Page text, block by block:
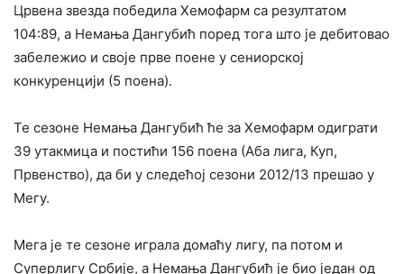
Црвена звезда победила Хемофарм са резултатом
104:89, а Немања Дангубић поред тога што је дебитовао
забележио и своје прве поене у сениорској
конкуренцији (5 поена).
Те сезоне Немања Дангубић ће за Хемофарм одиграти
39 утакмица и постићи 156 поена (Аба лига, Куп,
Првенство), да би у следећој сезони 2012/13 прешао у
Мегу.
Мега је те сезоне играла домаћу лигу, па потом и
Суперлигу Србије, а Немања Дангубић је био један од